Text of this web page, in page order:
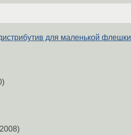
для маленькой флешки